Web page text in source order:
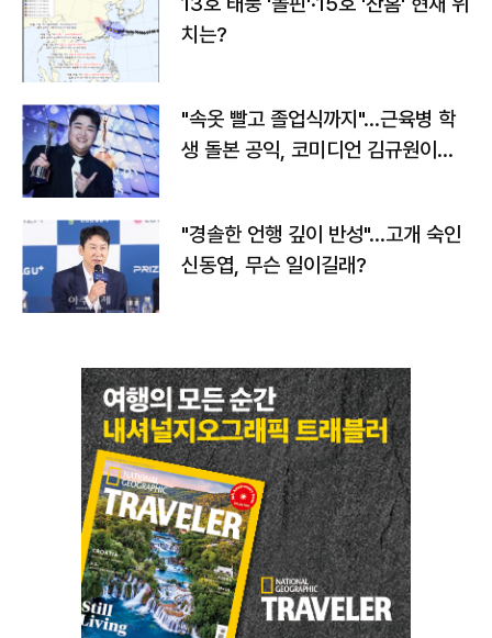
치는?
"속옷 빨고 졸업식까지"…근육병 학
생 돌본 공익, 코미디언 김규원이었
"경솔한 언행 깊이 반성"…고개 숙인
신동엽, 무슨 일이길래?